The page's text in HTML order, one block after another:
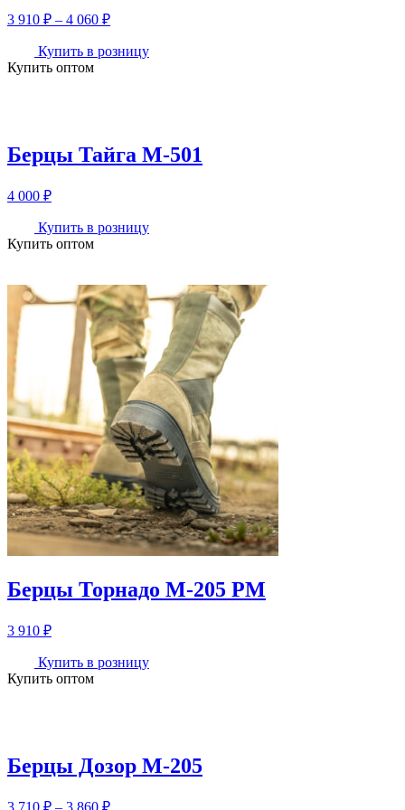
3 910 ₽ – 4 060 ₽Диапазон
3
Купить в розницу
Купить оптом
Берцы Тайга М-501
4 000 ₽
Купить в розницу
Купить оптом
Берцы Торнадо М-205 РМ
3 910 ₽
Купить в розницу
Купить оптом
Берцы Дозор М-205
3 710 ₽ – 3 860 ₽Диапазон